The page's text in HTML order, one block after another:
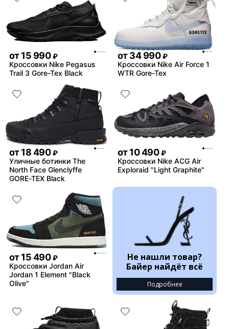
от15 990 ₽
Кроссовки Nike Pegasus
Trail 3 Gore-Tex Black
от34 990 ₽
Кроссовки Nike Air Force 1
WTR Gore-Tex
от18 490 ₽
Уличные ботинки The
North Face Glenclyffe
GORE-TEX Black
от10 490 ₽
Кроссовки Nike ACG Air
Exploraid "Light Graphite"
от15 490 ₽
Кроссовки Jordan Air
Jordan 1 Element "Black
Olive"
Не нашли товар?
Байер найдёт всё
Подробнее